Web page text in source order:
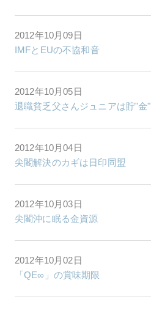
2012年10月09日
IMFとEUの不協和音
2012年10月05日
退職貧乏父さんジュニアは貯"金"
2012年10月04日
尖閣解決のカギは日印同盟
2012年10月03日
尖閣沖に眠る金資源
2012年10月02日
「QE∞」の賞味期限